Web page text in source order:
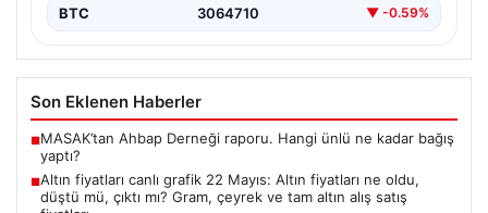
BTC 3064710 ▼ -0.59%
Son Eklenen Haberler
■MASAK’tan Ahbap Derneği raporu. Hangi ünlü ne kadar bağış
yaptı?
■Altın fiyatları canlı grafik 22 Mayıs: Altın fiyatları ne oldu,
düştü mü, çıktı mı? Gram, çeyrek ve tam altın alış satış